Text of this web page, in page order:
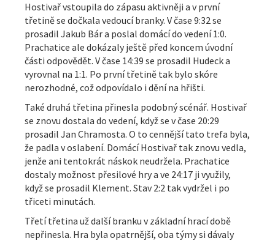
Hostivař vstoupila do zápasu aktivněji a v první
třetině se dočkala vedoucí branky. V čase 9:32 se
prosadil Jakub Bár a poslal domácí do vedení 1:0.
Prachatice ale dokázaly ještě před koncem úvodní
části odpovědět. V čase 14:39 se prosadil Hudeck a
vyrovnal na 1:1. Po první třetině tak bylo skóre
nerozhodné, což odpovídalo i dění na hřišti.
Také druhá třetina přinesla podobný scénář. Hostivař
se znovu dostala do vedení, když se v čase 20:29
prosadil Jan Chramosta. O to cennější tato trefa byla,
že padla v oslabení. Domácí Hostivař tak znovu vedla,
jenže ani tentokrát náskok neudržela. Prachatice
dostaly možnost přesilové hry a ve 24:17 ji využily,
když se prosadil Klement. Stav 2:2 tak vydržel i po
třiceti minutách.
Třetí třetina už další branku v základní hrací době
nepřinesla. Hra byla opatrnější, oba týmy si dávaly